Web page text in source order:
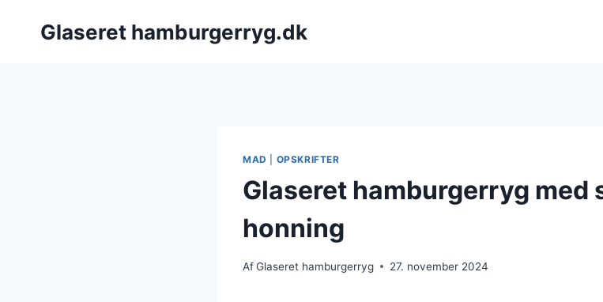
Glaseret hamburgerryg.dk
MAD OPSKRIFTER
Glaseret hamburgerryg med
honning
AfGlaseret hamburgerryg 27. november 2024